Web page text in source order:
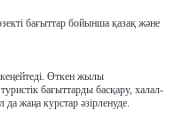
бағыттар бойынша қазақ және
кеңейтеді. Өткен жылы
бағыттарды басқару, халал-
жаңа курстар әзірленуде.